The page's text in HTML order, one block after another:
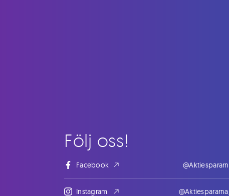
Följ oss!
Facebook
Instagram @Aktiespararna_